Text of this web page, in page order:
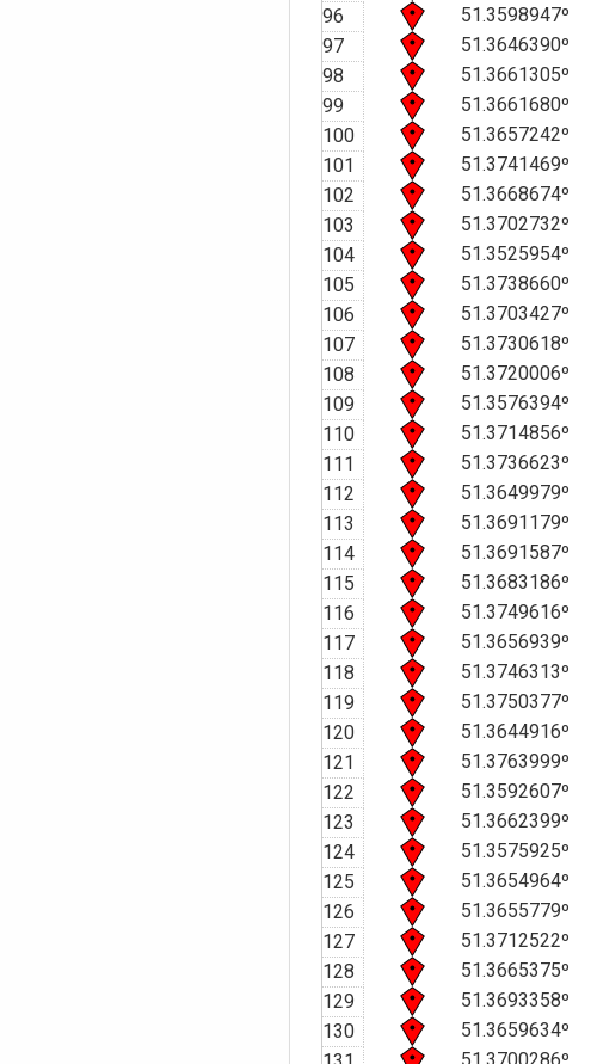
96
51.3598947º
97
51.3646390º
98
51.3661305º
99
51.3661680º
100
51.3657242º
101
51.3741469º
102
51.3668674º
103
51.3702732º
104
51.3525954º
105
51.3738660º
106
51.3703427º
107
51.3730618º
108
51.3720006º
109
51.3576394º
110
51.3714856º
111
51.3736623º
112
51.3649979º
113
51.3691179º
114
51.3691587º
115
51.3683186º
116
51.3749616º
117
51.3656939º
118
51.3746313º
119
51.3750377º
120
51.3644916º
121
51.3763999º
122
51.3592607º
123
51.3662399º
124
51.3575925º
125
51.3654964º
126
51.3655779º
127
51.3712522º
128
51.3665375º
129
51.3693358º
130
51.3659634º